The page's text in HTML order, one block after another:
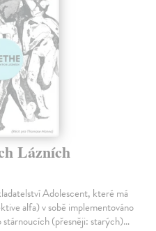
Lázních
Adolescent, které má
alfa) v sobě implementováno
stárnoucích (přesněji: starých)…